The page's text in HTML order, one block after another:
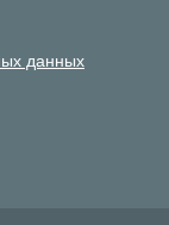
данных